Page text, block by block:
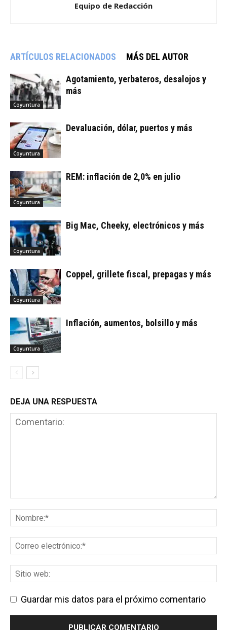
Equipo de Redacción
ARTÍCULOS RELACIONADOS MÁS DEL AUTOR
Coyuntura
Agotamiento, yerbateros, desalojos y
más
Coyuntura
Devaluación, dólar, puertos y más
Coyuntura
REM: inflación de 2,0% en julio
Coyuntura
Big Mac, Cheeky, electrónicos y más
Coyuntura
Coppel, grillete fiscal, prepagas y más
Coyuntura
Inflación, aumentos, bolsillo y más
DEJA UNA RESPUESTA
Guardar mis datos para el próximo comentario